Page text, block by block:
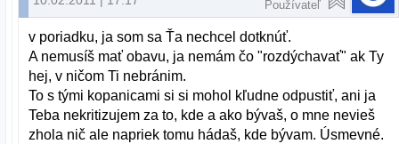
Používateľ
v poriadku, ja som sa Ťa nechcel dotknúť.
A nemusíš mať obavu, ja nemám čo "rozdýchavať" ak Ty
hej, v ničom Ti nebránim.
To s tými kopanicami si si mohol kľudne odpustiť, ani ja
Teba nekritizujem za to, kde a ako bývaš, o mne nevieš
zhola nič ale napriek tomu hádaš, kde bývam. Úsmevné.